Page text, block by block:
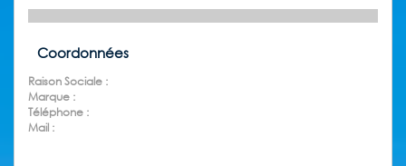
Coordonnées
Raison Sociale :
Marque :
Téléphone :
Mail :